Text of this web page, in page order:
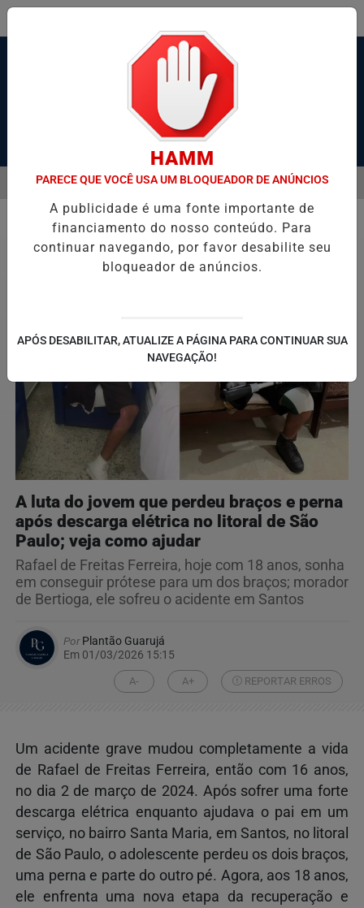
Pesquisar Notícia
GRAVE APÓS SER ESFAQUEADO EM GUARUJÁ HACKER
EM ALTA
MENU
A luta do jovem que perdeu braços e perna
após descarga elétrica no litoral de São
Paulo; veja como ajudar
Rafael de Freitas Ferreira, hoje com 18 anos, sonha
em conseguir prótese para um dos braços; morador
de Bertioga, ele sofreu o acidente em Santos
PorPlantão Guarujá
Em 01/03/2026 15:15
A- A+ REPORTAR ERROS
Um acidente grave mudou completamente a vida
de Rafael de Freitas Ferreira, então com 16 anos,
no dia 2 de março de 2024. Após sofrer uma forte
descarga elétrica enquanto ajudava o pai em um
serviço, no bairro Santa Maria, em Santos, no litoral
de São Paulo, o adolescente perdeu os dois braços,
uma perna e parte do outro pé. Agora, aos 18 anos,
ele enfrenta uma nova etapa da recuperação e
HAMM
PARECE QUE VOCÊ USA UM BLOQUEADOR DE ANÚNCIOS
A publicidade é uma fonte importante de
financiamento do nosso conteúdo. Para
continuar navegando, por favor desabilite seu
bloqueador de anúncios.
APÓS DESABILITAR, ATUALIZE A PÁGINA PARA CONTINUAR SUA
NAVEGAÇÃO!